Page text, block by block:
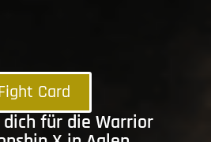
Card
für die Warrior